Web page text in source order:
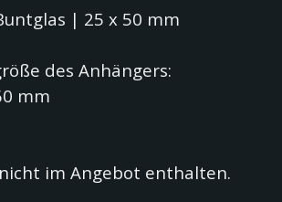
| 25 x 50 mm
des Anhängers:
mm
im Angebot enthalten.